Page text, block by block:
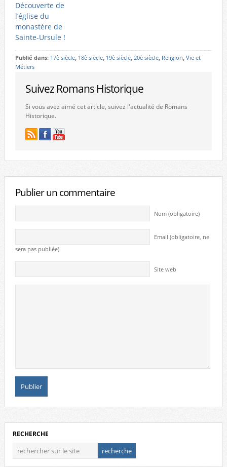
Découverte de
l’église du
monastère de
Sainte-Ursule !
Publié dans: 17è siècle, 18è siècle, 19è siècle, 20è siècle, Religion, Vie et
Métiers
Suivez Romans Historique
Si vous avez aimé cet article, suivez l'actualité de Romans
Historique.
Publier un commentaire
Nom (obligatoire)
Email (obligatoire, ne
sera pas publiée)
Site web
RECHERCHE